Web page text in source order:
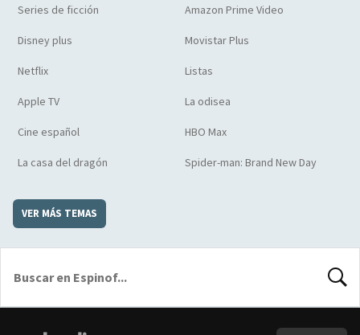
Series de ficción Amazon Prime Video
Disney plus Movistar Plus
Netflix Listas
Apple TV La odisea
Cine español HBO Max
La casa del dragón Spider-man: Brand New Day
VER MÁS TEMAS